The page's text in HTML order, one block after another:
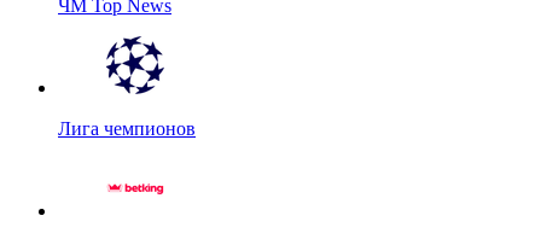
ЧМ Top News
Лига чемпионов